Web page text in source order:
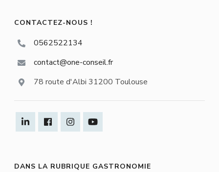
CONTACTEZ-NOUS !
0562522134
contact@one-conseil.fr
78 route d'Albi 31200 Toulouse
DANS LA RUBRIQUE GASTRONOMIE